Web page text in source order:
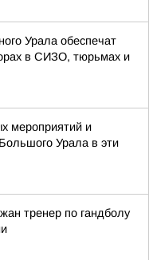
Урала обеспечат
в СИЗО, тюрьмах и
мероприятий и
Урала в эти
тренер по гандболу